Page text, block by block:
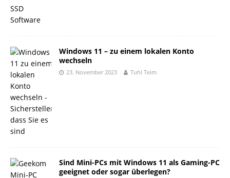
Windows 11 – zu einem lokalen Konto
wechseln
23. November 2023 Tuhl Teim
Sind Mini-PCs mit Windows 11 als Gaming-PC
geeignet oder sogar überlegen?